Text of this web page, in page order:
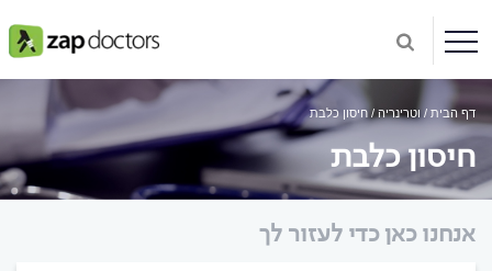
דף הבית וטרינריה חיסון כלבת
חיסון כלבת
אנחנו כאן כדי לעזור לך